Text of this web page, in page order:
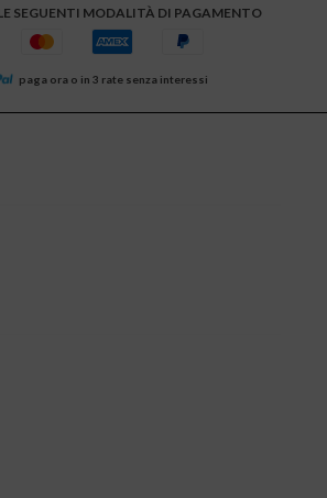
SEGUENTI MODALITÀ DI PAGAMENTO
paga ora o in 3 rate senza interessi